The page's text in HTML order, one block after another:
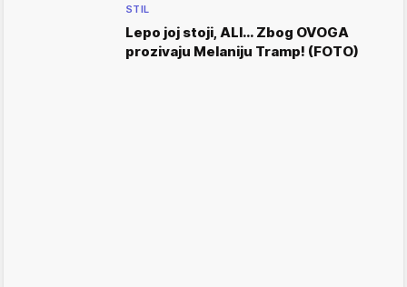
STIL
Lepo joj stoji, ALI… Zbog OVOGA
prozivaju Melaniju Tramp! (FOTO)